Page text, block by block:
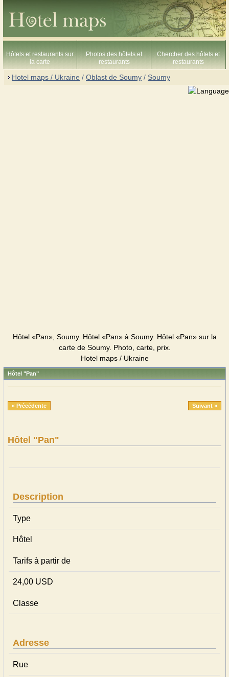
Hôtels et restaurants sur
la carte
Photos des hôtels et
restaurants
Chercher des hôtels et
restaurants
Hotel maps / Ukraine / Oblast de Soumy / Soumy
Hôtel «Pan», Soumy. Hôtel «Pan» à Soumy. Hôtel «Pan» sur la
carte de Soumy. Photo, carte, prix.
Hotel maps / Ukraine
Hôtel "Pan"
« Précédente Suivant »
Hôtel "Pan"
Description
Type
Hôtel
Tarifs à partir de
24,00 USD
Classe
Adresse
Rue